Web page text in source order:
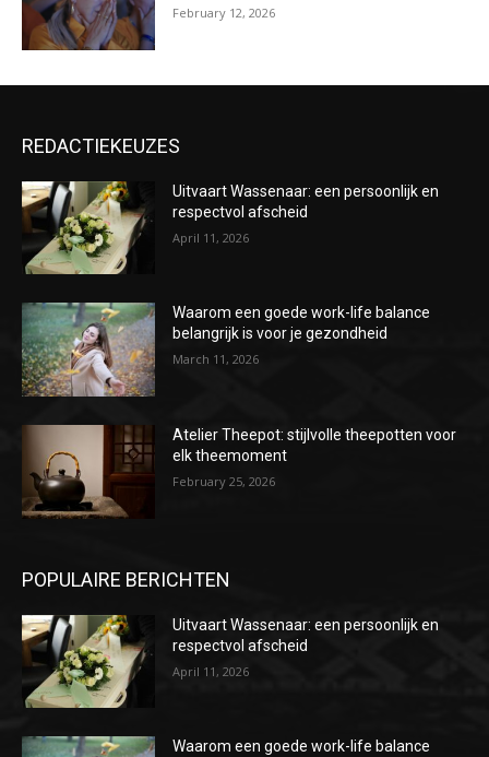
February 12, 2026
REDACTIEKEUZES
Uitvaart Wassenaar: een persoonlijk en
respectvol afscheid
April 11, 2026
Waarom een goede work-life balance
belangrijk is voor je gezondheid
March 11, 2026
Atelier Theepot: stijlvolle theepotten voor
elk theemoment
February 25, 2026
POPULAIRE BERICHTEN
Uitvaart Wassenaar: een persoonlijk en
respectvol afscheid
April 11, 2026
Waarom een goede work-life balance